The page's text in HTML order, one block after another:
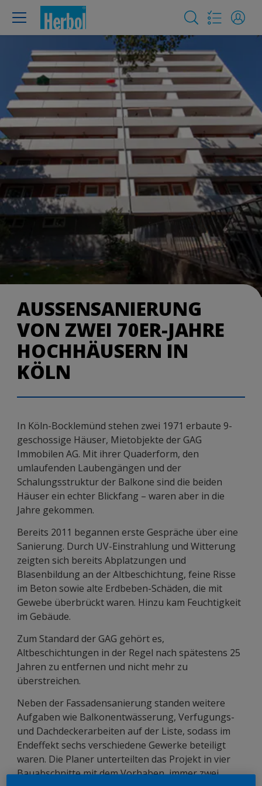
AUSSENSANIERUNG
VON ZWEI 70ER-JAHRE
HOCHHÄUSERN IN
KÖLN
In Köln-Bocklemünd stehen zwei 1971 erbaute 9-
geschossige Häuser, Mietobjekte der GAG
Immobilen AG. Mit ihrer Quaderform, den
umlaufenden Laubengängen und der
Schalungsstruktur der Balkone sind die beiden
Häuser ein echter Blickfang – waren aber in die
Jahre gekommen.
Bereits 2011 begannen erste Gespräche über eine
Sanierung. Durch UV-Einstrahlung und Witterung
zeigten sich bereits Abplatzungen und
Blasenbildung an der Altbeschichtung, feine Risse
im Beton sowie alte Erdbeben-Schäden, die mit
Gewebe überbrückt waren. Hinzu kam Feuchtigkeit
im Gebäude.
Zum Standard der GAG gehört es,
Altbeschichtungen in der Regel nach spätestens 25
Jahren zu entfernen und nicht mehr zu
überstreichen.
Neben der Fassadensanierung standen weitere
Aufgaben wie Balkonentwässerung, Verfugungs-
und Dachdeckerarbeiten auf der Liste, sodass im
Endeffekt sechs verschiedene Gewerke beteiligt
waren. Die Planer unterteilten das Projekt in vier
Bauabschnitte mit dem Vorhaben, immer zwei